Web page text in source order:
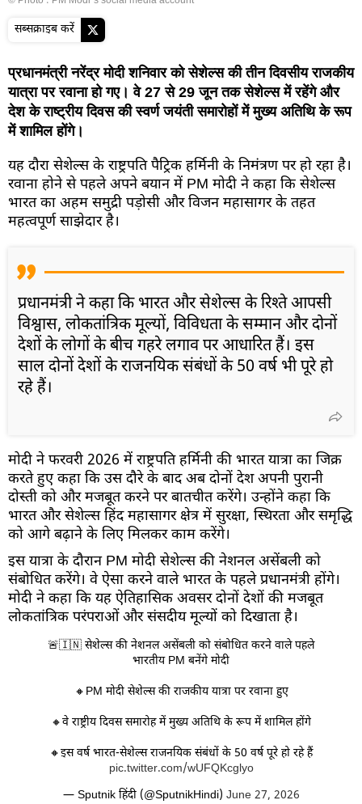
सब्सक्राइब करें
प्रधानमंत्री नरेंद्र मोदी शनिवार को सेशेल्स की तीन दिवसीय राजकीय
यात्रा पर रवाना हो गए। वे 27 से 29 जून तक सेशेल्स में रहेंगे और
देश के राष्ट्रीय दिवस की स्वर्ण जयंती समारोहों में मुख्य अतिथि के रूप
में शामिल होंगे।
यह दौरा सेशेल्स के राष्ट्रपति पैट्रिक हर्मिनी के निमंत्रण पर हो रहा है।
रवाना होने से पहले अपने बयान में PM मोदी ने कहा कि सेशेल्स
भारत का अहम समुद्री पड़ोसी और विजन महासागर के तहत
महत्वपूर्ण साझेदार है।
प्रधानमंत्री ने कहा कि भारत और सेशेल्स के रिश्ते आपसी
विश्वास, लोकतांत्रिक मूल्यों, विविधता के सम्मान और दोनों
देशों के लोगों के बीच गहरे लगाव पर आधारित हैं। इस
साल दोनों देशों के राजनयिक संबंधों के 50 वर्ष भी पूरे हो
रहे हैं।
मोदी ने फरवरी 2026 में राष्ट्रपति हर्मिनी की भारत यात्रा का जिक्र
करते हुए कहा कि उस दौरे के बाद अब दोनों देश अपनी पुरानी
दोस्ती को और मजबूत करने पर बातचीत करेंगे। उन्होंने कहा कि
भारत और सेशेल्स हिंद महासागर क्षेत्र में सुरक्षा, स्थिरता और समृद्धि
को आगे बढ़ाने के लिए मिलकर काम करेंगे।
इस यात्रा के दौरान PM मोदी सेशेल्स की नेशनल असेंबली को
संबोधित करेंगे। वे ऐसा करने वाले भारत के पहले प्रधानमंत्री होंगे।
मोदी ने कहा कि यह ऐतिहासिक अवसर दोनों देशों की मजबूत
लोकतांत्रिक परंपराओं और संसदीय मूल्यों को दिखाता है।
🚨🇮🇳 सेशेल्स की नेशनल असेंबली को संबोधित करने वाले पहले
भारतीय PM बनेंगे मोदी
🔸PM मोदी सेशेल्स की राजकीय यात्रा पर रवाना हुए
🔸वे राष्ट्रीय दिवस समारोह में मुख्य अतिथि के रूप में शामिल होंगे
🔸इस वर्ष भारत-सेशेल्स राजनयिक संबंधों के 50 वर्ष पूरे हो रहे हैं
pic.twitter.com/wUFQKcglyo
— Sputnik हिंदी (@SputnikHindi) June 27, 2026